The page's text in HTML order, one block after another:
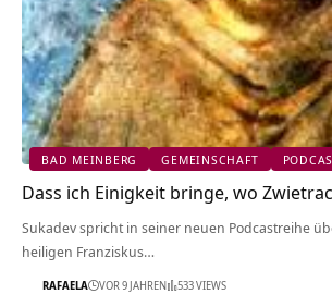
BAD MEINBERG GEMEINSCHAFT
Dass ich Einigkeit bringe, wo
Sukadev spricht in seiner neuen Podcastreihe
heiligen Franziskus…
RAFAELA VOR 9 JAHREN 533 VIEWS